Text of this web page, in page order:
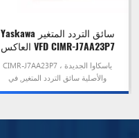
Yaskawa سائق التردد المتغير
العاكس VFD CIMR-J7AA23P7
CIMR-J7AA23P7 ، ياسكاوا الجديدة
والأصلية سائق التردد المتغير, في
المخزون وعلى استعداد للسفينة!